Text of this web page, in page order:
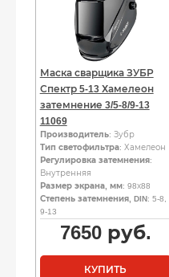
Маска сварщика ЗУБР
Спектр 5-13 Хамелеон
затемнение 3/5-8/9-13
11069
Производитель: Зубр
Тип светофильтра: Хамелеон
Регулировка затемнения:
Внутренняя
Размер экрана, мм: 98х88
Степень затемнения, DIN: 5-8,
9-13
7650руб.
КУПИТЬ